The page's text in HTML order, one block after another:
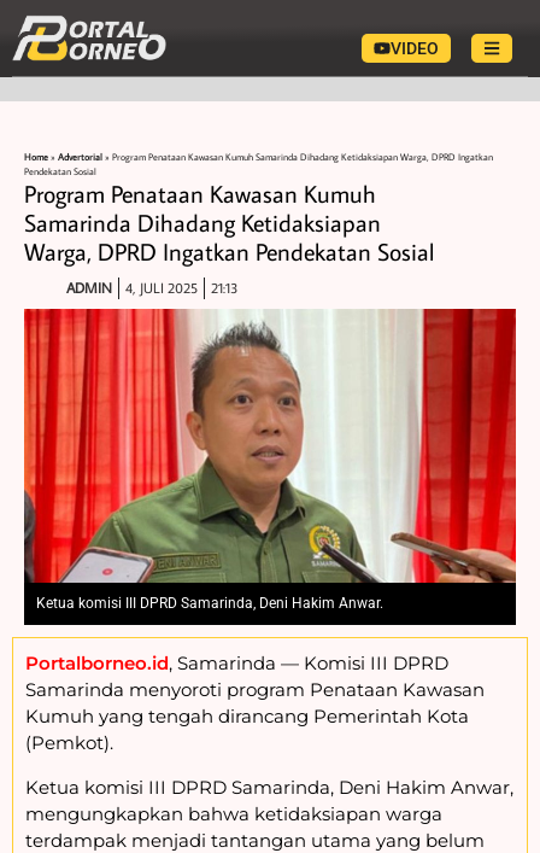
VIDEO
Home » Advertorial » Program Penataan Kawasan Kumuh Samarinda Dihadang Ketidaksiapan Warga, DPRD Ingatkan
Pendekatan Sosial
Program Penataan Kawasan Kumuh
Samarinda Dihadang Ketidaksiapan
Warga, DPRD Ingatkan Pendekatan Sosial
ADMIN 4, JULI 2025 21:13
Ketua komisi III DPRD Samarinda, Deni Hakim Anwar.
Portalborneo.id, Samarinda — Komisi III DPRD
Samarinda menyoroti program Penataan Kawasan
Kumuh yang tengah dirancang Pemerintah Kota
(Pemkot).
Ketua komisi III DPRD Samarinda, Deni Hakim Anwar,
mengungkapkan bahwa ketidaksiapan warga
terdampak menjadi tantangan utama yang belum